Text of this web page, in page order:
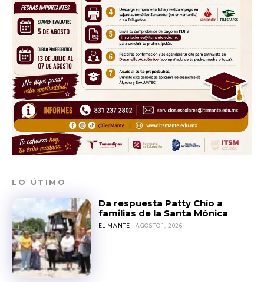
LO ÚTIMO
Da respuesta Patty Chío a
familias de la Santa Mónica
EL MANTE AGOSTO 1, 2026